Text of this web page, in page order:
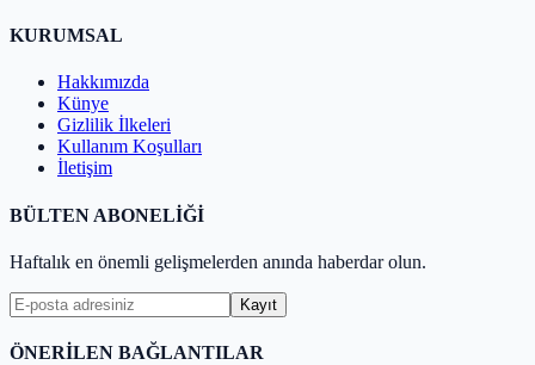
KURUMSAL
Hakkımızda
Künye
Gizlilik İlkeleri
Kullanım Koşulları
İletişim
BÜLTEN ABONELİĞİ
Haftalık en önemli gelişmelerden anında haberdar olun.
Kayıt
ÖNERİLEN BAĞLANTILAR